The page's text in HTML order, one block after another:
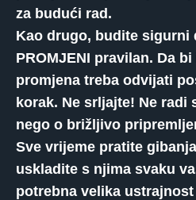
za budući rad.
Kao drugo, budite sigurni
PROMJENI pravilan. Da
promjena treba odvijati
korak. Ne srljajte! Ne radi
nego o brižljivo
Sve vrijeme pratite
uskladite s njima svaku
potrebna velika